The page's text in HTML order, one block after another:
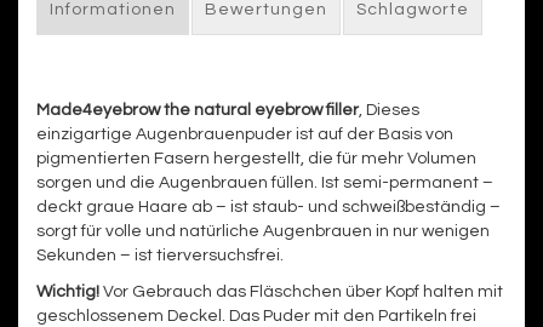
Informationen Bewertungen Schlagworte
Made4eyebrow the natural eyebrow filler, Dieses
einzigartige Augenbrauenpuder ist auf der Basis von
pigmentierten Fasern hergestellt, die für mehr Volumen
sorgen und die Augenbrauen füllen. Ist semi-permanent –
deckt graue Haare ab – ist staub- und schweißbeständig –
sorgt für volle und natürliche Augenbrauen in nur wenigen
Sekunden – ist tierversuchsfrei.
Wichtig! Vor Gebrauch das Fläschchen über Kopf halten mit
geschlossenem Deckel. Das Puder mit den Partikeln frei